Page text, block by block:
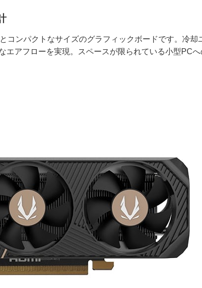
コンパクトなサイズのグラフィックボードです。冷却
エアフローを実現。スペースが限られている小型PC